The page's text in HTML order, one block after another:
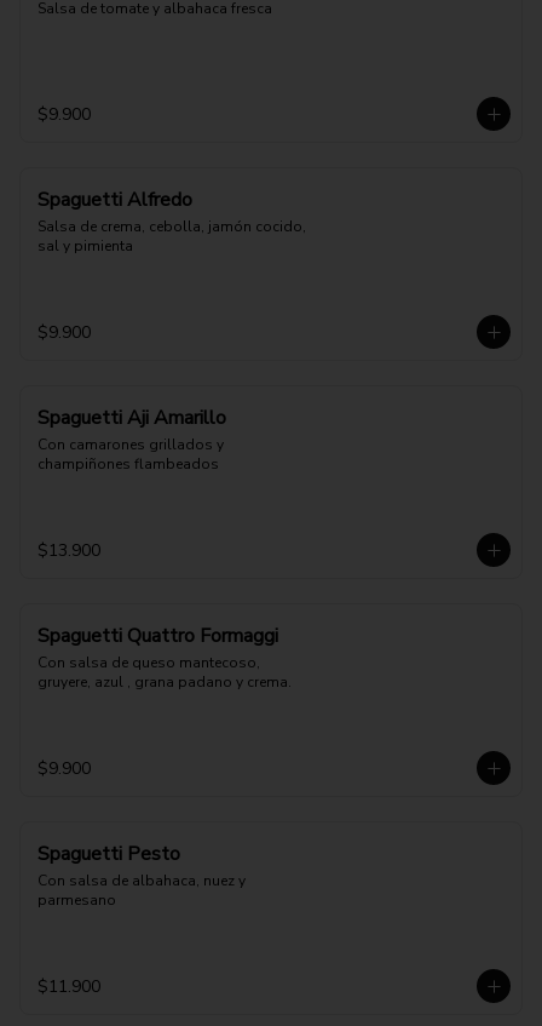
Salsa de tomate y albahaca fresca
$9.900
Spaguetti Alfredo
Salsa de crema, cebolla, jamón cocido,
sal y pimienta
$9.900
Spaguetti Aji Amarillo
Con camarones grillados y
champiñones flambeados
$13.900
Spaguetti Quattro Formaggi
Con salsa de queso mantecoso,
gruyere, azul , grana padano y crema.
$9.900
Spaguetti Pesto
Con salsa de albahaca, nuez y
parmesano
$11.900